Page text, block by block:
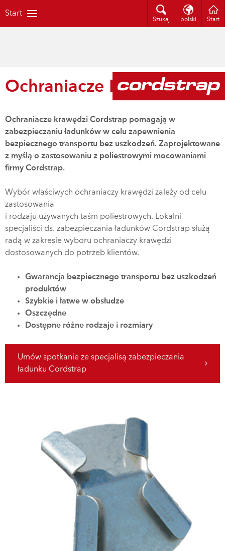
Start
Szukaj polski Start
Ochraniacze Krawędzi
Ochraniacze krawędzi Cordstrap pomagają w
zabezpieczaniu ładunków w celu zapewnienia
bezpiecznego transportu bez uszkodzeń. Zaprojektowane
z myślą o zastosowaniu z poliestrowymi mocowaniami
firmy Cordstrap.
Wybór właściwych ochraniaczy krawędzi zależy od celu
zastosowania
i rodzaju używanych taśm poliestrowych. Lokalni
specjaliści ds. zabezpieczania ładunków Cordstrap służą
radą w zakresie wyboru ochraniaczy krawędzi
dostosowanych do potrzeb klientów.
Gwarancja bezpiecznego transportu bez uszkodzeń
produktów
Szybkie i łatwe w obsłudze
Oszczędne
Dostępne różne rodzaje i rozmiary
Umów spotkanie ze specjalisą zabezpieczania
ładunku Cordstrap